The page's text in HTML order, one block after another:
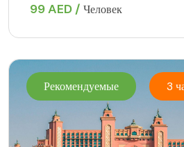
99 AED / Человек
Рекомендуемые 3